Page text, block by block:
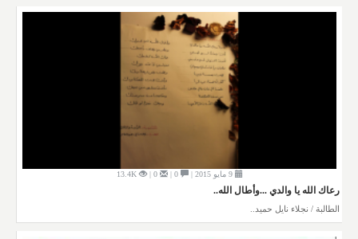
9 مايو 2015 | 0 |
0 |
13.4K
رعاك الله يا والدي ...وأطال الله..
الطالبة / نجلاء نايل حميد..